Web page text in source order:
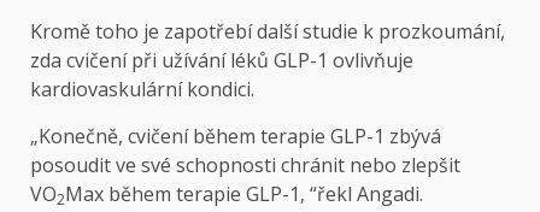
Kromě toho je zapotřebí další studie k prozkoumání,
zda cvičení při užívání léků GLP-1 ovlivňuje
kardiovaskulární kondici.
„Konečně, cvičení během terapie GLP-1 zbývá
posoudit ve své schopnosti chránit nebo zlepšit
VO2Max během terapie GLP-1, “řekl Angadi.